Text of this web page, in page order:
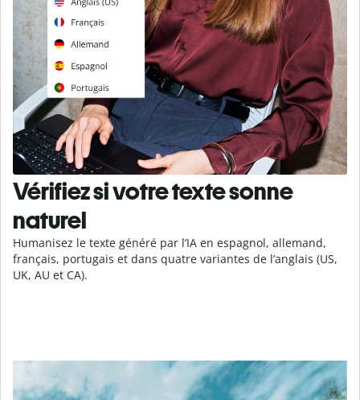
Vérifiez si votre texte sonne
naturel
Humanisez le texte généré par l’IA en espagnol, allemand,
français, portugais et dans quatre variantes de l’anglais (US,
UK, AU et CA).